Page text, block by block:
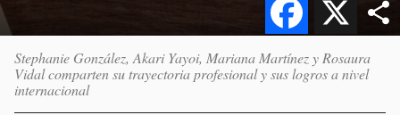
Stephanie González, Akari Yayoi, Mariana Martínez y Rosaura
Vidal comparten su trayectoria profesional y sus logros a nivel
internacional